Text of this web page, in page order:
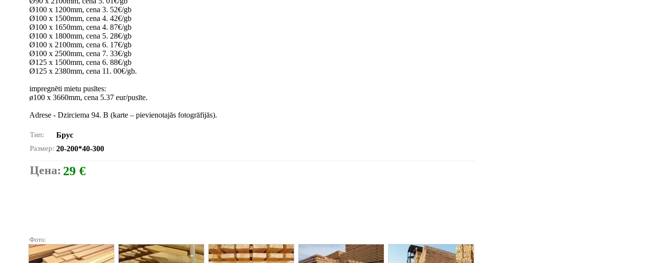
Ø100 x 1200mm, cena 3. 52€/gb
Ø100 x 1500mm, cena 4. 42€/gb
Ø100 x 1650mm, cena 4. 87€/gb
Ø100 x 1800mm, cena 5. 28€/gb
Ø100 x 2100mm, cena 6. 17€/gb
Ø100 x 2500mm, cena 7. 33€/gb
Ø125 x 1500mm, cena 6. 88€/gb
Ø125 x 2380mm, cena 11. 00€/gb.
impregnēti mietu pusītes:
ø100 x 3660mm, cena 5.37 eur/pusīte.
Adrese - Dzirciema 94. B (karte – pievienotajās fotogrāfijās).
Тип: Брус
Размер: 20-200*40-300
Цена: 29 €
Фото: